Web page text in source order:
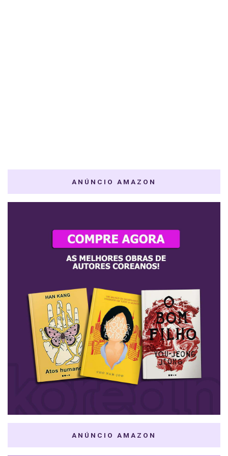
ANÚNCIO AMAZON
ANÚNCIO AMAZON